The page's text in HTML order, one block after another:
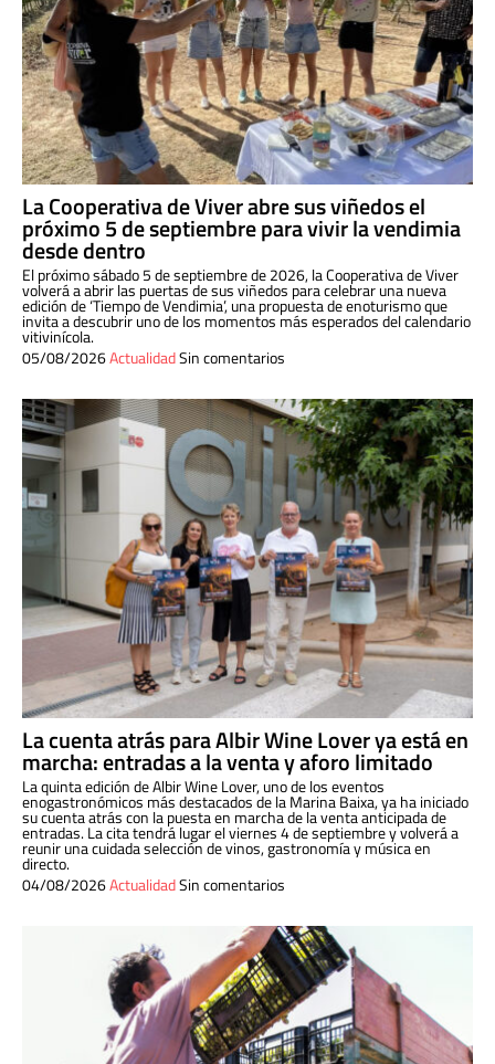
La Cooperativa de Viver abre sus viñedos el
próximo 5 de septiembre para vivir la vendimia
desde dentro
El próximo sábado 5 de septiembre de 2026, la Cooperativa de Viver
volverá a abrir las puertas de sus viñedos para celebrar una nueva
edición de ‘Tiempo de Vendimia’, una propuesta de enoturismo que
invita a descubrir uno de los momentos más esperados del calendario
vitivinícola.
05/08/2026ActualidadSin comentarios
La cuenta atrás para Albir Wine Lover ya está en
marcha: entradas a la venta y aforo limitado
La quinta edición de Albir Wine Lover, uno de los eventos
enogastronómicos más destacados de la Marina Baixa, ya ha iniciado
su cuenta atrás con la puesta en marcha de la venta anticipada de
entradas. La cita tendrá lugar el viernes 4 de septiembre y volverá a
reunir una cuidada selección de vinos, gastronomía y música en
directo.
04/08/2026ActualidadSin comentarios